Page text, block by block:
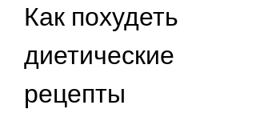
Как похудеть
диетические
рецепты